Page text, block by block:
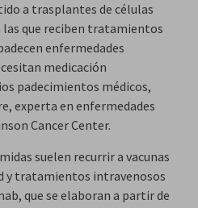
a trasplantes de células
las que reciben tratamientos
enfermedades
medicación
padecimientos médicos,
experta en enfermedades
Cancer Center.
suelen recurrir a vacunas
y tratamientos intravenosos
que se elaboran a partir de